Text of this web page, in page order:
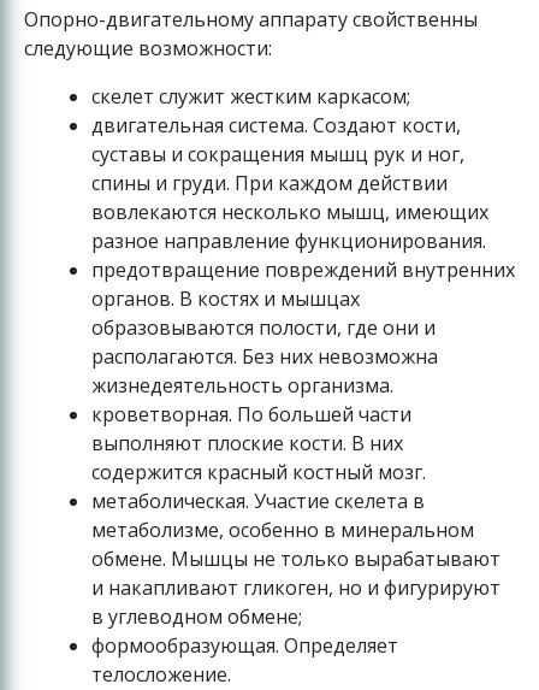
Опорно-двигательному аппарату свойственны
следующие возможности:
скелет служит жестким каркасом;
двигательная система. Создают кости,
суставы и сокращения мышц рук и ног,
спины и груди. При каждом действии
вовлекаются несколько мышц, имеющих
разное направление функционирования.
предотвращение повреждений внутренних
органов. В костях и мышцах
образовываются полости, где они и
располагаются. Без них невозможна
жизнедеятельность организма.
кроветворная. По большей части
выполняют плоские кости. В них
содержится красный костный мозг.
метаболическая. Участие скелета в
метаболизме, особенно в минеральном
обмене. Мышцы не только вырабатывают
и накапливают гликоген, но и фигурируют
в углеводном обмене;
формообразующая. Определяет
телосложение.